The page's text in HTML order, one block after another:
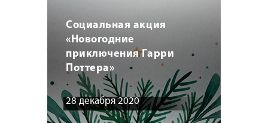
Социальная акция
«Новогодние
приключения Гарри
Поттера»
28 декабря 2020